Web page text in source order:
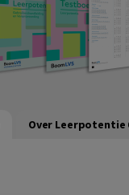
Over Leerpotentie